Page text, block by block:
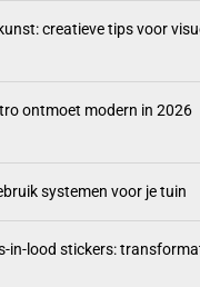
creatieve tips voor
ontmoet modern in 2026
systemen voor je tuin
in-lood stickers: